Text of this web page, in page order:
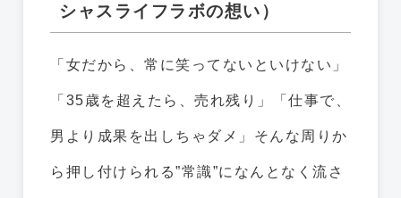
シャスライフラボの想い）
「女だから、常に笑ってないといけない」
「35歳を超えたら、売れ残り」「仕事で、
男より成果を出しちゃダメ」そんな周りか
ら押し付けられる”常識”になんとなく流さ